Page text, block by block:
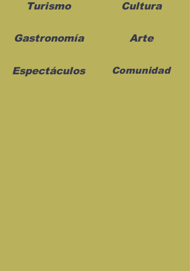
Turismo Cultura
Gastronomía Arte
Espectáculos Comunidad